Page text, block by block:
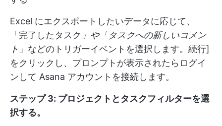
Excel にエクスポートしたいデータに応じて、
「完了したタスク 」や「タスクへの新しいコメン
ト 」などのトリガーイベントを選択します。続行]
をクリックし、プロンプトが表示されたらログイ
ンして Asana アカウントを接続します。
ステップ 3: プロジェクトとタスクフィルターを選
択する。